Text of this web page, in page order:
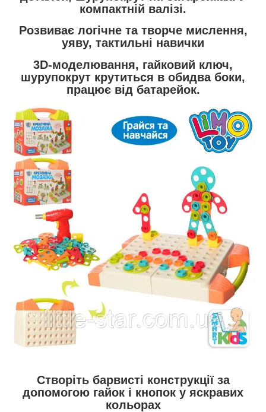
компактній валізі.
Розвиває логічне та творче мислення,
уяву, тактильні навички
3D-моделювання, гайковий ключ,
шурупокрут крутиться в обидва боки,
працює від батарейок.
Створіть барвисті конструкції за
допомогою гайок і кнопок у яскравих
кольорах